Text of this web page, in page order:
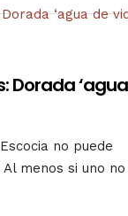
Dorada ‘agua
no puede
Al menos si uno no